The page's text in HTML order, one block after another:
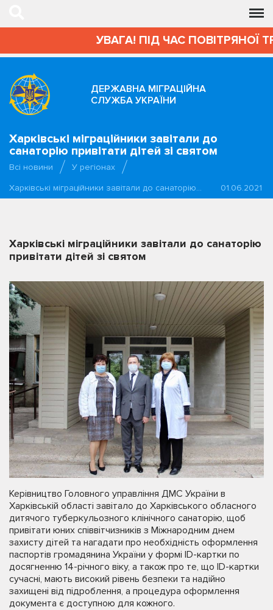
УВАГА! ПІД ЧАС ПОВІТРЯНОЇ
ДЕРЖАВНА МІГРАЦІЙНА
СЛУЖБА УКРАЇНИ
Харківські міграційники завітали до
санаторію привітати дітей зі святом
Всі новини
У регіонах
Харківські міграційники завітали до санаторію…
01.06.2021
Харківські міграційники завітали до санаторію
привітати дітей зі святом
Керівництво Головного управління ДМС України в
Харківській області завітало до Харківського обласного
дитячого туберкульозного клінічного санаторію, щоб
привітати юних співвітчизників з Міжнародним днем
захисту дітей та нагадати про необхідність оформлення
паспортів громадянина України у формі ID-картки по
досягненню 14-річного віку, а також про те, що ID-картки
сучасні, мають високий рівень безпеки та надійно
захищені від підроблення, а процедура оформлення
документа є доступною для кожного.